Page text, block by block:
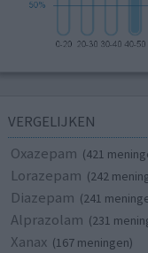
VERGELIJKEN
Oxazepam (421
Lorazepam (242
Diazepam (241
Alprazolam (231
Xanax (167 meningen)